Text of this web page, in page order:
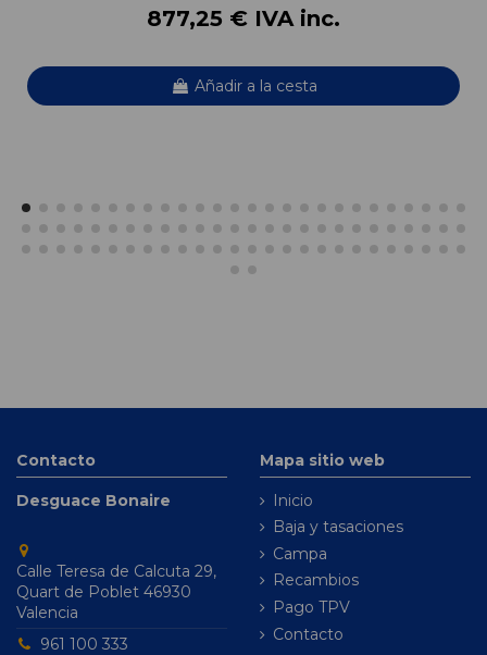
877,25 € IVA inc.
Añadir a la cesta
Contacto
Desguace Bonaire
Calle Teresa de Calcuta 29,
Quart de Poblet 46930
Valencia
961 100 333
Mapa sitio web
Inicio
Baja y tasaciones
Campa
Recambios
Pago TPV
Contacto